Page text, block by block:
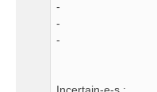
-
-
-